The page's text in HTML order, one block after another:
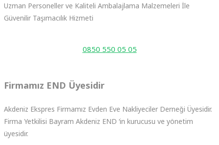
Uzman Personeller ve Kaliteli Ambalajlama Malzemeleri İle
Güvenilir Taşımacılık Hizmeti
0850 550 05 05
Firmamız END Üyesidir
Akdeniz Ekspres Firmamız Evden Eve Nakliyeciler Derneği Üyesidir.
Firma Yetkilisi Bayram Akdeniz END ‘in kurucusu ve yönetim
üyesidir.